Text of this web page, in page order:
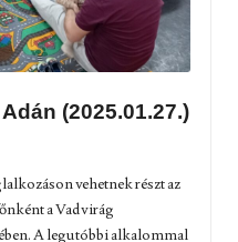
(2025.01.27.)
vehetnek részt az
a Vadvirág
A legutóbbi alkalommal